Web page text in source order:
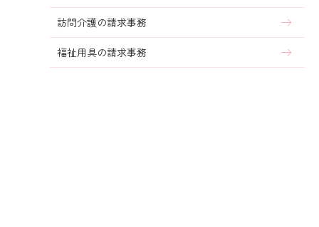
訪問介護の請求事務
福祉用具の請求事務